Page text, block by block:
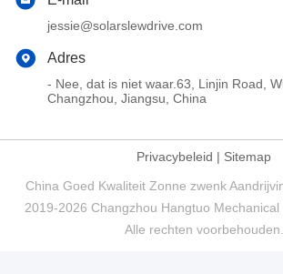
jessie@solarslewdrive.com
Adres
- Nee, dat is niet waar.63, Linjin Road,
Changzhou, Jiangsu, China
Privacybeleid | Sitemap
China Goed Kwaliteit Zonne zwenk
2019-2026 Changzhou Hangtuo Mechanical
Alle rechten voorbehouden.